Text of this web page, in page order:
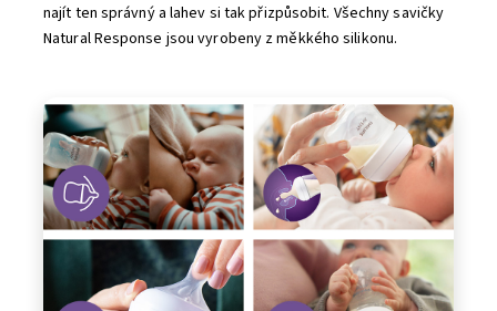
najít ten správný a lahev si tak přizpůsobit. Všechny savičky
Natural Response jsou vyrobeny z měkkého silikonu.